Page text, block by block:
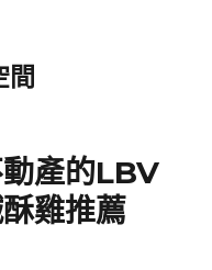
間
產的LBV
雞推薦